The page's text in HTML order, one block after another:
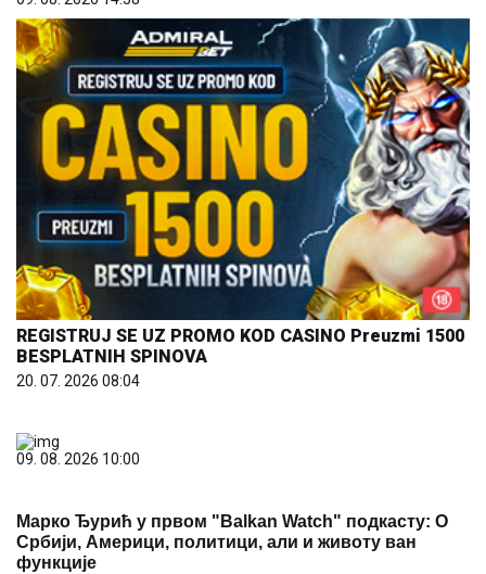
REGISTRUJ SE UZ PROMO KOD CASINO Preuzmi 1500
BESPLATNIH SPINOVA
20. 07. 2026 08:04
09. 08. 2026 10:00
Марко Ђурић у првом "Balkan Watch" подкасту: О
Србији, Америци, политици, али и животу ван
функције